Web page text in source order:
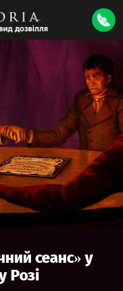
сеанс» у
Розі